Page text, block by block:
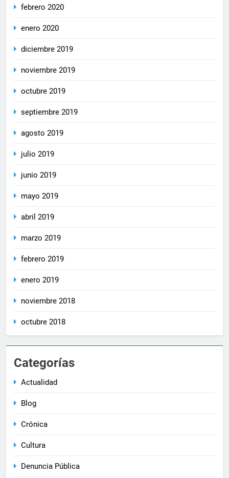
febrero 2020
enero 2020
diciembre 2019
noviembre 2019
octubre 2019
septiembre 2019
agosto 2019
julio 2019
junio 2019
mayo 2019
abril 2019
marzo 2019
febrero 2019
enero 2019
noviembre 2018
octubre 2018
Categorías
Actualidad
Blog
Crónica
Cultura
Denuncia Pública